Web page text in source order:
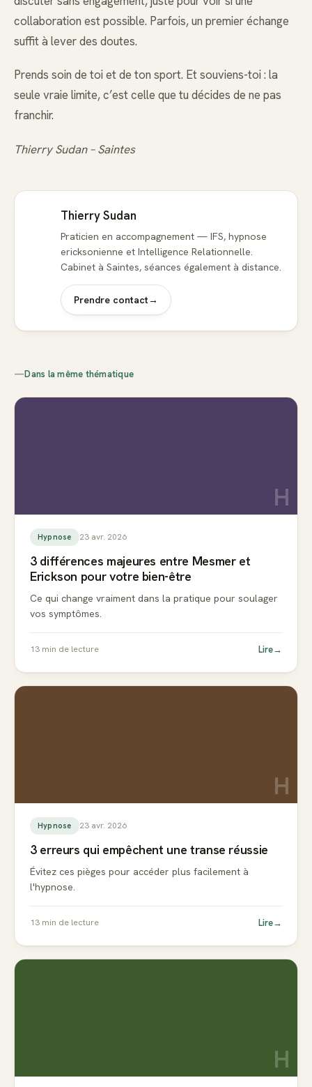
collaboration est possible. Parfois, un premier échange
suffit à lever des doutes.
Prends soin de toi et de ton sport. Et souviens-toi : la
seule vraie limite, c’est celle que tu décides de ne pas
franchir.
Thierry Sudan – Saintes
Thierry Sudan
Praticien en accompagnement — IFS, hypnose
ericksonienne et Intelligence Relationnelle.
Cabinet à Saintes, séances également à distance.
Prendre contact→
—Dans la même thématique
H
Hypnose 23 avr. 2026
3 différences majeures entre Mesmer et
Erickson pour votre bien-être
Ce qui change vraiment dans la pratique pour soulager
vos symptômes.
13 min de lecture Lire→
H
Hypnose 23 avr. 2026
3 erreurs qui empêchent une transe réussie
Évitez ces pièges pour accéder plus facilement à
l'hypnose.
13 min de lecture Lire→
H